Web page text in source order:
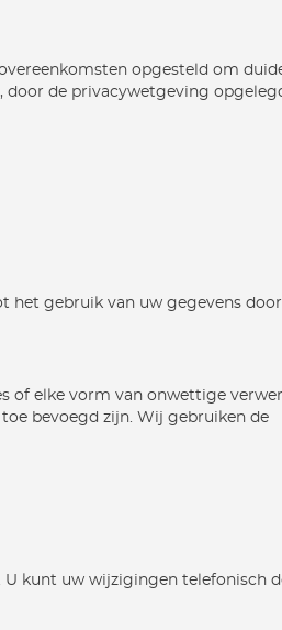
opgesteld om
door de privacywetgeving
het gebruik van uw gegevens
of elke vorm van onwettige
bevoegd zijn. Wij gebruiken de
U kunt uw wijzigingen telefonisch